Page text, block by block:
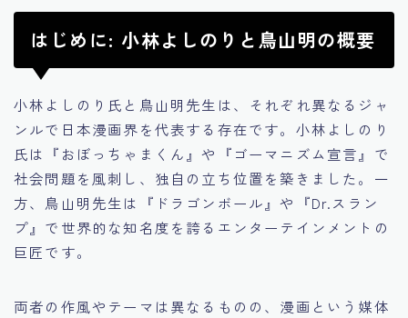
はじめに: 小林よしのりと鳥山明の概要
小林よしのり氏と鳥山明先生は、それぞれ異なるジャ
ンルで日本漫画界を代表する存在です。小林よしのり
氏は『おぼっちゃまくん』や『ゴーマニズム宣言』で
社会問題を風刺し、独自の立ち位置を築きました。一
方、鳥山明先生は『ドラゴンボール』や『Dr.スラン
プ』で世界的な知名度を誇るエンターテインメントの
巨匠です。
両者の作風やテーマは異なるものの、漫画という媒体